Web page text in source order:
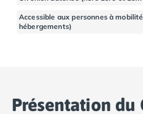
Camping Basse-Normandie
Camping Calvados
Camping Ouistreham
Accessible aux personnes à
hébergements)
Présentation du